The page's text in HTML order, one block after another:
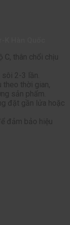
thân chổi chịu
2-3 lần.
thời gian,
sản phẩm.
đặt gần lửa hoặc
đảm bảo hiệu